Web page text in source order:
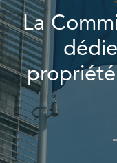
La